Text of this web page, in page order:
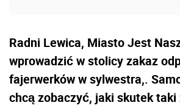
Radni Lewica, Miasto Jest
wprowadzić w stolicy zakaz
fajerwerków w sylwestra,.
chcą zobaczyć, jaki skutek